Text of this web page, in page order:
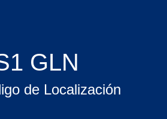
GLN
de Localización